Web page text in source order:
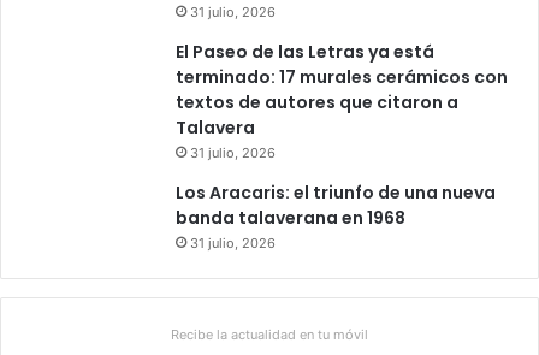
31 julio, 2026
El Paseo de las Letras ya está
terminado: 17 murales cerámicos con
textos de autores que citaron a
Talavera
31 julio, 2026
Los Aracaris: el triunfo de una nueva
banda talaverana en 1968
31 julio, 2026
Recibe la actualidad en tu móvil